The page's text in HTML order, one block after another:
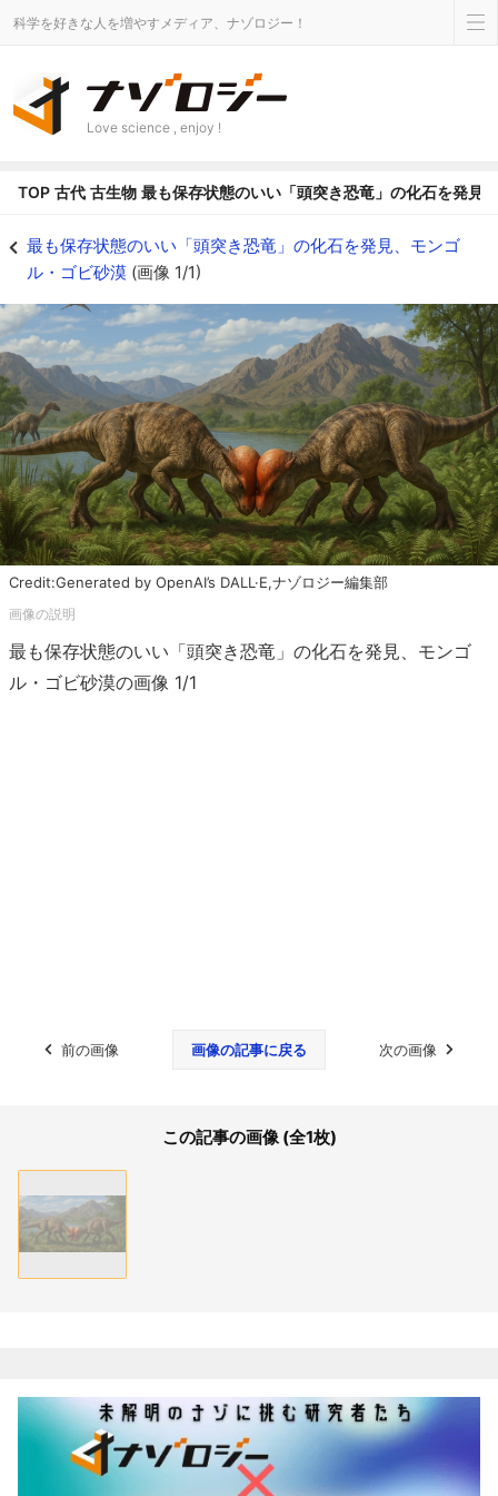
科学を好きな人を増やすメディア、ナゾロジー！
Love science , enjoy !
TOP 古代 古生物 最も保存状態のいい「頭突き恐竜」の化石を発見
最も保存状態のいい「頭突き恐竜」の化石を発見、モンゴ
ル・ゴビ砂漠 (画像 1/1)
Credit:Generated by OpenAI’s DALL·E,ナゾロジー編集部
最も保存状態のいい「頭突き恐竜」の化石を発見、モンゴ
ル・ゴビ砂漠の画像 1/1
前の画像 画像の記事に戻る 次の画像
この記事の画像 (全1枚)